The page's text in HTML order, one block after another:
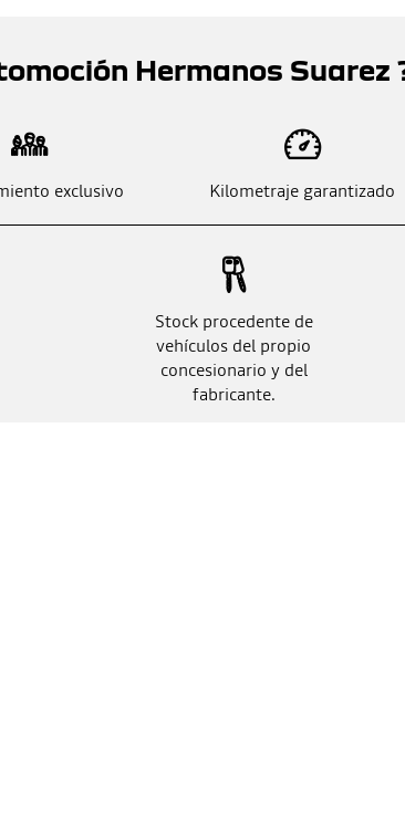
Hermanos Suarez
exclusivo Kilometraje garantizado
Stock procedente de
vehículos del propio
concesionario y del
fabricante.